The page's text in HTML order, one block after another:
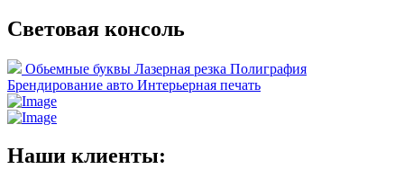
Световая консоль
Обьемные буквы Лазерная резка Полиграфия
Брендирование авто Интерьерная печать
Наши клиенты: